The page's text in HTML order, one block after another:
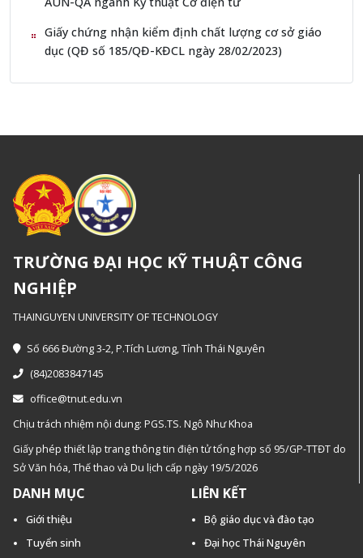
Giấy chứng nhận kiểm định chất lượng cơ sở giáo
dục (QĐ số 185/QĐ-KĐCL ngày 28/02/2023)
TRƯỜNG ĐẠI HỌC KỸ THUẬT CÔNG
NGHIỆP
THAINGUYEN UNIVERSITY OF TECHNOLOGY
Số 666 Đường 3-2, P.Tích Lương, Tỉnh Thái Nguyên
(84)2083847145
office@tnut.edu.vn
Chịu trách nhiệm nội dung: PGS.TS. Ngô Như Khoa
Giấy phép thiết lập trang thông tin điện tử tổng hợp số 95/GP-TTĐT do
Sở Văn hóa, Thế thao và Du lịch cấp ngày 19/5/2026
DANH MỤC
Giới thiệu
Tuyển sinh
LIÊN KẾT
Bộ giáo dục và đào tạo
Đại học Thái Nguyên